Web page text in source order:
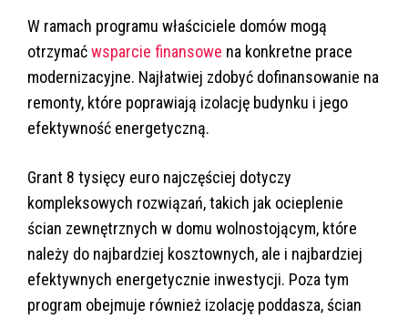
W ramach programu właściciele domów mogą
otrzymaćwsparcie finansowe na konkretne prace
modernizacyjne. Najłatwiej zdobyć dofinansowanie na
remonty, które poprawiają izolację budynku i jego
efektywność energetyczną.
Grant 8 tysięcy euro najczęściej dotyczy
kompleksowych rozwiązań, takich jak ocieplenie
ścian zewnętrznych w domu wolnostojącym, które
należy do najbardziej kosztownych, ale i najbardziej
efektywnych energetycznie inwestycji. Poza tym
program obejmuje również izolację poddasza, ścian